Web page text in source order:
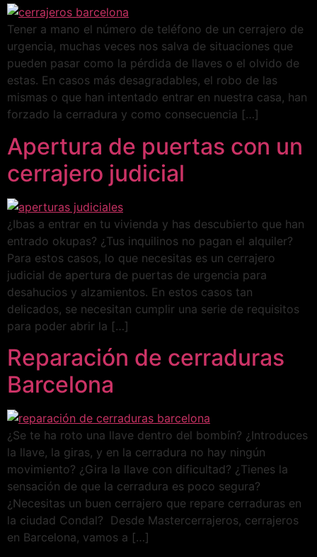
Tener a mano el número de teléfono de un cerrajero de
urgencia, muchas veces nos salva de situaciones que
pueden pasar como la pérdida de llaves o el olvido de
estas. En casos más desagradables, el robo de las
mismas o que han intentado entrar en nuestra casa, han
forzado la cerradura y como consecuencia […]
Apertura de puertas con un
cerrajero judicial
¿Ibas a entrar en tu vivienda y has descubierto que han
entrado okupas? ¿Tus inquilinos no pagan el alquiler?
Para estos casos, lo que necesitas es un cerrajero
judicial de apertura de puertas de urgencia para
desahucios y alzamientos. En estos casos tan
delicados, se necesitan cumplir una serie de requisitos
para poder abrir la […]
Reparación de cerraduras
Barcelona
¿Se te ha roto una llave dentro del bombín? ¿Introduces
la llave, la giras, y en la cerradura no hay ningún
movimiento? ¿Gira la llave con dificultad? ¿Tienes la
sensación de que la cerradura es poco segura?
¿Necesitas un buen cerrajero que repare cerraduras en
la ciudad Condal? Desde Mastercerrajeros, cerrajeros
en Barcelona, vamos a […]